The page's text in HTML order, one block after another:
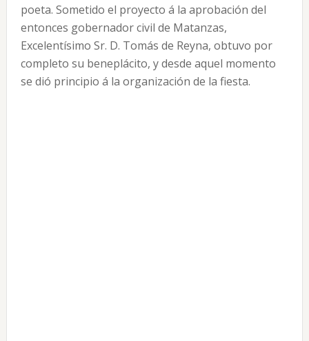
poeta. Sometido el proyecto á la aprobación del
entonces gobernador civil de Matanzas,
Excelentísimo Sr. D. Tomás de Reyna, obtuvo por
completo su beneplácito, y desde aquel momento
se dió principio á la organización de la fiesta.